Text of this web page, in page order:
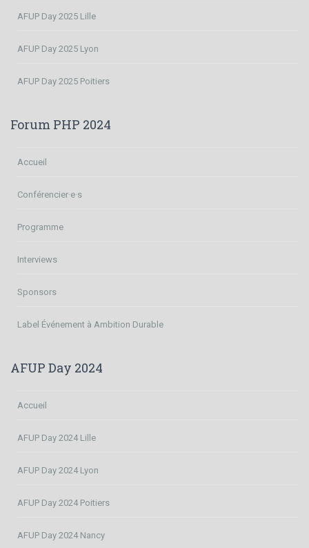
AFUP Day 2025 Lille
AFUP Day 2025 Lyon
AFUP Day 2025 Poitiers
Forum PHP 2024
Accueil
Conférencier·e·s
Programme
Interviews
Sponsors
Label Événement à Ambition Durable
AFUP Day 2024
Accueil
AFUP Day 2024 Lille
AFUP Day 2024 Lyon
AFUP Day 2024 Poitiers
AFUP Day 2024 Nancy